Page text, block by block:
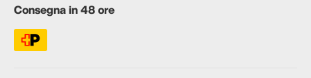
Consegna in 48 ore